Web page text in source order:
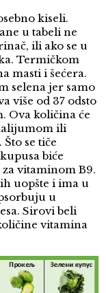
kiseli.
u tabeli ne
ili ako se u
Termičkom
masti i šećera.
selena jer samo
više od 37 odsto
Ova količina će
ili
se tiče
biće
vitaminom B9.
uopšte i ima u
u
Sirovi beli
vitamina